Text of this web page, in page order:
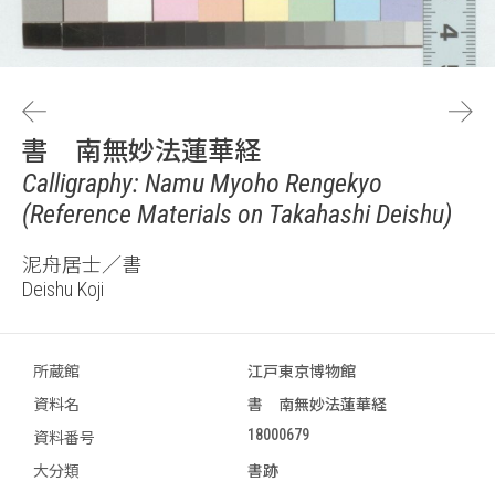
書 南無妙法蓮華経
Calligraphy: Namu Myoho Rengekyo
(Reference Materials on Takahashi Deishu)
泥舟居士／書
Deishu Koji
所蔵館
江戸東京博物館
資料名
書 南無妙法蓮華経
資料番号
18000679
大分類
書跡